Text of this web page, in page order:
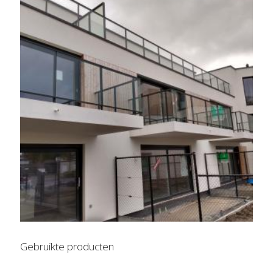
Gebruikte producten